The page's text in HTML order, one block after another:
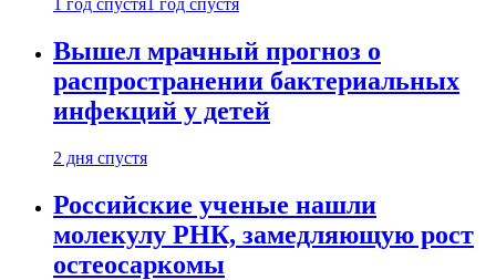
1 год спустя 1 год спустя
Вышел мрачный прогноз о
распространении бактериальных
инфекций у детей
2 дня спустя
Российские ученые нашли
молекулу РНК, замедляющую рост
остеосаркомы